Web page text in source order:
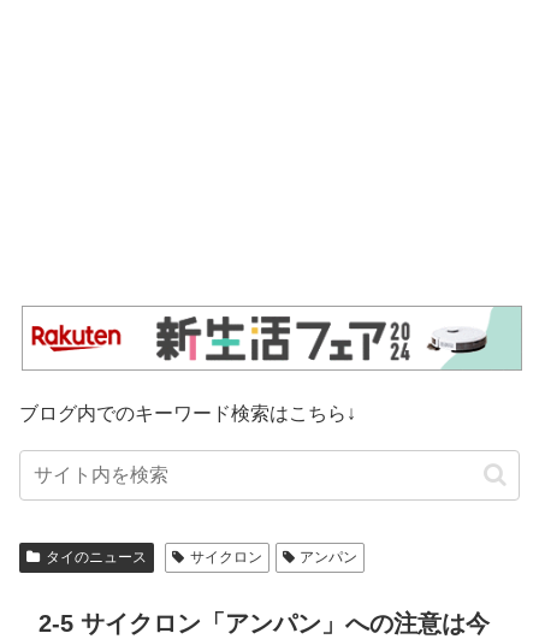
ブログ内でのキーワード検索はこちら↓
タイのニュース サイクロン アンパン
2-5 サイクロン「アンパン」への注意は今